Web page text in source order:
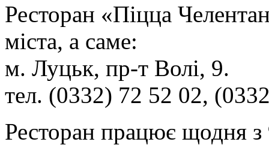
Ресторан «Піцца
міста, а саме:
м. Луцьк, пр-т Волі, 9.
тел. (0332) 72 52 02,
Ресторан працює щодня